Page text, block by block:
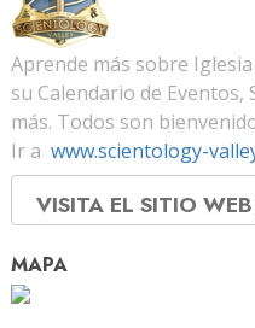
Aprende más sobre
su Calendario de
más. Todos son
Ir a www.scientology-
VISITA EL SITIO WEB
MAPA